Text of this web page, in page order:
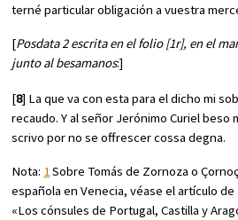
terné particular obligación a vuestra
[Posdata 2 escrita en el folio [1r], en el
junto al besamanos:]
[8] La que va con esta para el dicho mi
recaudo. Y al señor Jerónimo Curiel beso
scrivo por no se offrescer cossa degna.
Nota: 1Sobre Tomás de Zornoza o
española en Venecia, véase el artículo
«Los cónsules de Portugal, Castilla y